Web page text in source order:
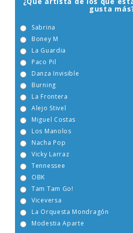
¿Qué artista de los que
gusta más?
Sabrina
Boney M
La Guardia
Paco Pil
Danza Invisible
Burning
La Frontera
Alejo Stivel
Miguel Costas
Los Manolos
Nacha Pop
Vicky Larraz
Tennessee
OBK
Tam Tam Go!
Viceversa
La Orquesta Mondragón
Modestia Aparte